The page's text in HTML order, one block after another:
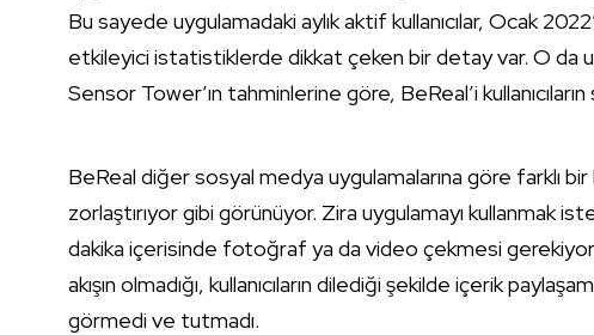
Bu sayede uygulamadaki aylık aktif kullanıcılar, Ocak
etkileyici istatistiklerde dikkat çeken bir detay var. O da
Sensor Tower’ın tahminlerine göre, BeReal’i
BeReal diğer sosyal medya uygulamalarına göre farklı bir
zorlaştırıyor gibi görünüyor. Zira uygulamayı kullanmak
dakika içerisinde fotoğraf ya da video çekmesi
akışın olmadığı, kullanıcıların dilediği şekilde içerik
görmedi ve tutmadı.